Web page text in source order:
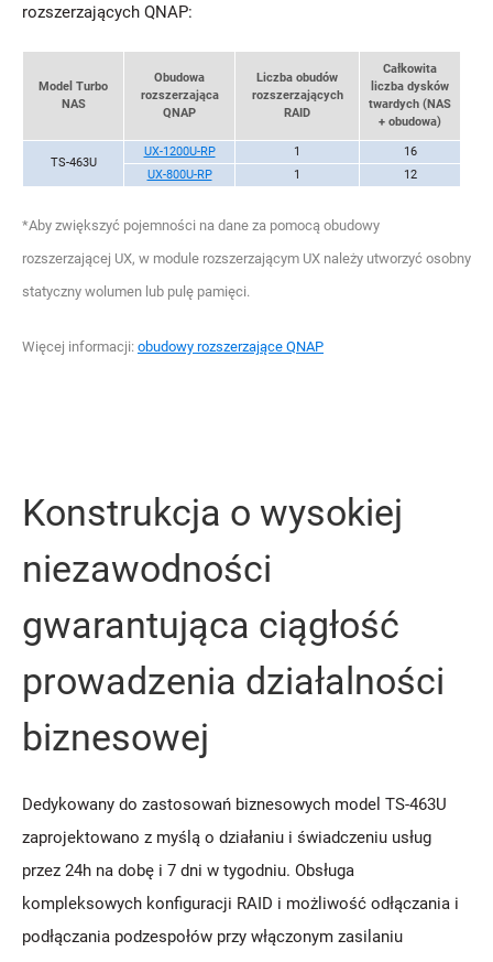
rozszerzających QNAP:
Model Turbo
NAS
Obudowa
rozszerzająca
QNAP
Liczba obudów
rozszerzających
RAID
Całkowita
liczba dysków
twardych (NAS
+ obudowa)
TS-463U
UX-1200U-RP 1
16
UX-800U-RP
1 12
*Aby zwiększyć pojemności na dane za pomocą obudowy
rozszerzającej UX, w module rozszerzającym UX należy utworzyć osobny
statyczny wolumen lub pulę pamięci.
Więcej informacji: obudowy rozszerzające QNAP
Konstrukcja o wysokiej
niezawodności
gwarantująca ciągłość
prowadzenia działalności
biznesowej
Dedykowany do zastosowań biznesowych model TS-463U
zaprojektowano z myślą o działaniu i świadczeniu usług
przez 24h na dobę i 7 dni w tygodniu. Obsługa
kompleksowych konfiguracji RAID i możliwość odłączania i
podłączania podzespołów przy włączonym zasilaniu